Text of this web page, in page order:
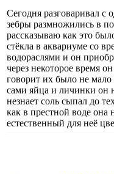
Сегодня разговаривал с
зебры размножились в
рассказываю как это
стёкла в аквариуме со
водораслями и он
через некоторое время
говорит их было не
сами яйца и личинки он
незнает соль сыпал до
как в престной воде она
естественный для неё